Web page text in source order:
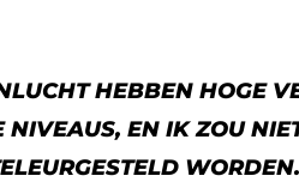
HEBBEN HOGE
NIVEAUS, EN IK ZOU
WORDEN.